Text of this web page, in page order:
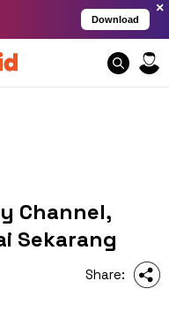
Download
×
Channel,
Sekarang
Share: